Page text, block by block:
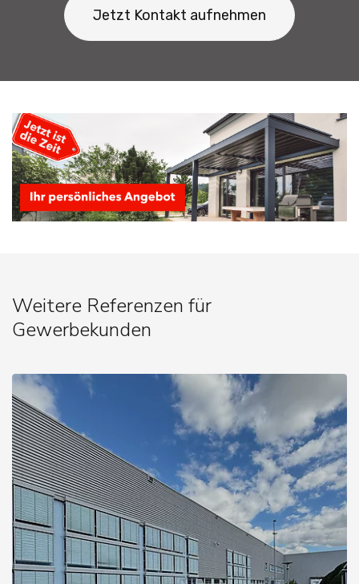
Jetzt Kontakt aufnehmen
Weitere Referenzen für
Gewerbekunden